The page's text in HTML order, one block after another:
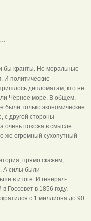
бы кранты. Но моральные
И политические
дипломатам, кто не
Чёрное море. В общем,
были только экономические
с другой стороны
очень похожа в смысле
же огромный сухопутный
прямо скажем,
А силы были
в итоге. И генерал-
Госсовет в 1856 году,
с 1 миллиона до 90